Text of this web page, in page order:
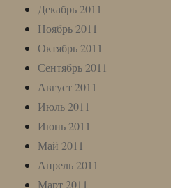
Декабрь 2011
Ноябрь 2011
Октябрь 2011
Сентябрь 2011
Август 2011
Июль 2011
Июнь 2011
Май 2011
Апрель 2011
Март 2011